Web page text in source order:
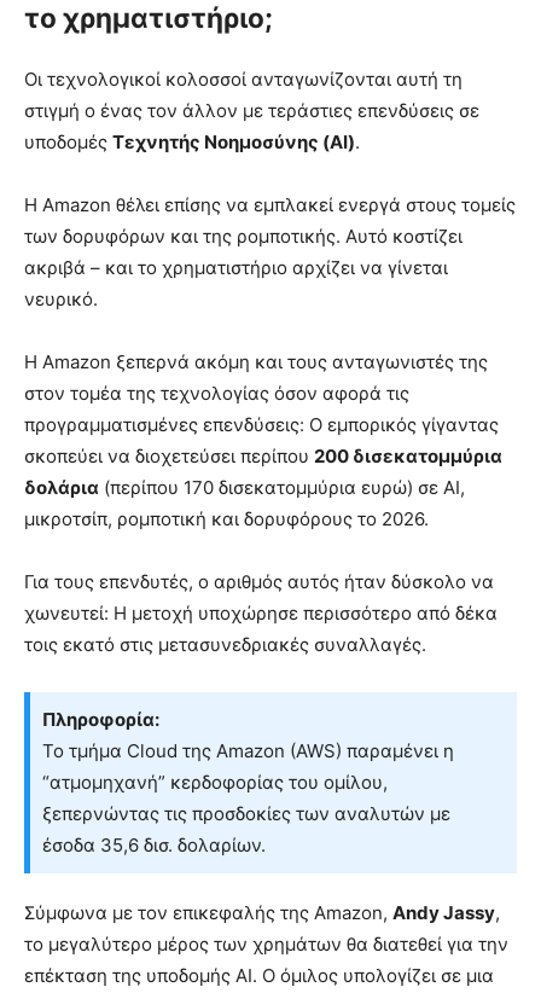
το χρηματιστήριο;
Οι τεχνολογικοί κολοσσοί ανταγωνίζονται αυτή τη
στιγμή ο ένας τον άλλον με τεράστιες επενδύσεις σε
υποδομές Τεχνητής Νοημοσύνης (AI).
Η Amazon θέλει επίσης να εμπλακεί ενεργά στους τομείς
των δορυφόρων και της ρομποτικής. Αυτό κοστίζει
ακριβά – και το χρηματιστήριο αρχίζει να γίνεται
νευρικό.
Η Amazon ξεπερνά ακόμη και τους ανταγωνιστές της
στον τομέα της τεχνολογίας όσον αφορά τις
προγραμματισμένες επενδύσεις: Ο εμπορικός γίγαντας
σκοπεύει να διοχετεύσει περίπου 200 δισεκατομμύρια
δολάρια (περίπου 170 δισεκατομμύρια ευρώ) σε AI,
μικροτσίπ, ρομποτική και δορυφόρους το 2026.
Για τους επενδυτές, ο αριθμός αυτός ήταν δύσκολο να
χωνευτεί: Η μετοχή υποχώρησε περισσότερο από δέκα
τοις εκατό στις μετασυνεδριακές συναλλαγές.
Πληροφορία:
Το τμήμα Cloud της Amazon (AWS) παραμένει η
“ατμομηχανή” κερδοφορίας του ομίλου,
ξεπερνώντας τις προσδοκίες των αναλυτών με
έσοδα 35,6 δισ. δολαρίων.
Σύμφωνα με τον επικεφαλής της Amazon, Andy Jassy,
το μεγαλύτερο μέρος των χρημάτων θα διατεθεί για την
επέκταση της υποδομής AI. Ο όμιλος υπολογίζει σε μια